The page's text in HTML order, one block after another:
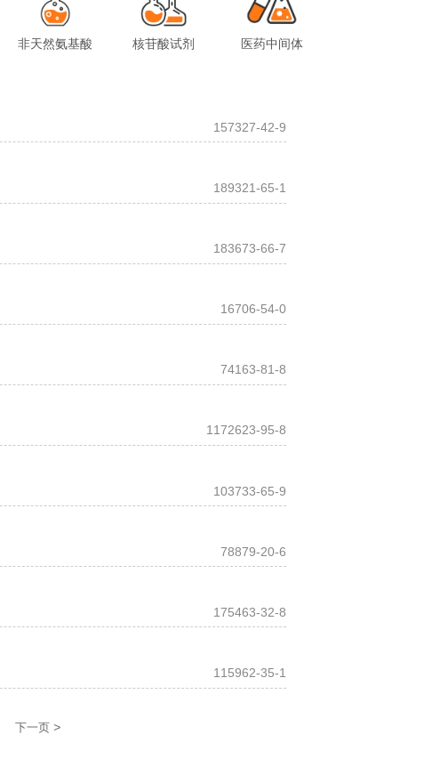
非天然氨基酸 核苷酸试剂 医药中间体
157327-42-9
189321-65-1
183673-66-7
16706-54-0
74163-81-8
1172623-95-8
103733-65-9
78879-20-6
175463-32-8
115962-35-1
下一页 >